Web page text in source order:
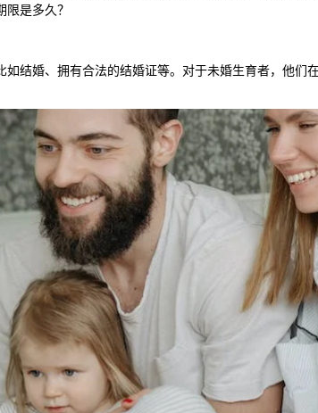
是多久？
婚、拥有合法的结婚证等。对于未婚生育者，他们